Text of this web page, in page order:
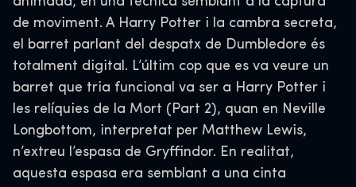
de moviment. A Harry Potter i la cambra secreta,
el barret parlant del despatx de Dumbledore és
totalment digital. L’últim cop que es va veure un
barret que tria funcional va ser a Harry Potter i
les relíquies de la Mort (Part 2), quan en Neville
Longbottom, interpretat per Matthew Lewis,
n’extreu l’espasa de Gryffindor. En realitat,
aquesta espasa era semblant a una cinta